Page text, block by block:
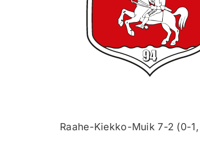
Raahe-Kiekko-Muik 7-2 (0-